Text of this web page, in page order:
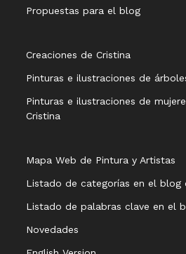
Propuestas para el blog
Creaciones de Cristina
Pinturas e ilustraciones de
Pinturas e ilustraciones de
Cristina
Mapa Web de Pintura y Artistas
Listado de categorías en el blog
Listado de palabras clave en el
Novedades